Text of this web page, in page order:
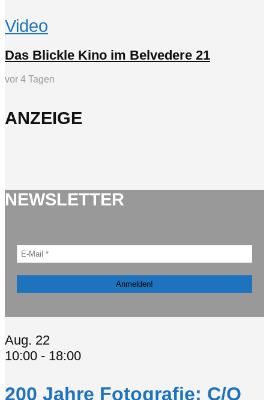
Video
Das Blickle Kino im Belvedere 21
vor 4 Tagen
ANZEIGE
NEWSLETTER
Aug. 22
10:00 - 18:00
200 Jahre Fotografie: C/O